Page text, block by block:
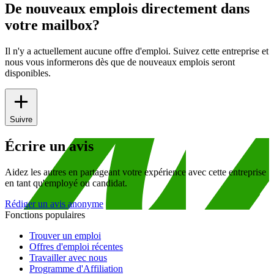
De nouveaux emplois directement dans
votre mailbox?
Il n'y a actuellement aucune offre d'emploi. Suivez cette entreprise et
nous vous informerons dès que de nouveaux emplois seront
disponibles.
Suivre
Écrire un avis
Aidez les autres en partageant votre expérience avec cette entreprise
en tant qu'employé ou candidat.
Rédiger un avis anonyme
Fonctions populaires
Trouver un emploi
Offres d'emploi récentes
Travailler avec nous
Programme d'Affiliation